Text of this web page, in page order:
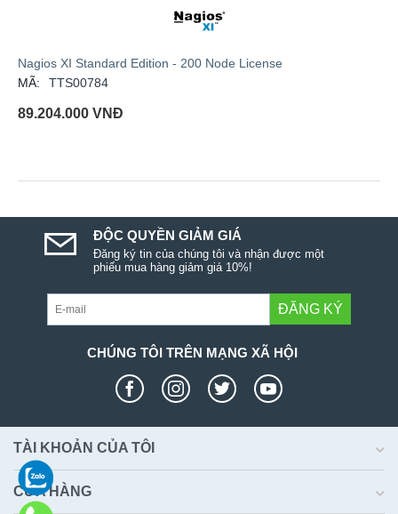
Nagios XI Standard Edition - 200 Node License
MÃ:
TTS00784
89.204.000 VNĐ
ĐỘC QUYỀN GIẢM GIÁ
Đăng ký tin của chúng tôi và nhận được một
phiếu mua hàng giảm giá 10%!
ĐĂNG KÝ
CHÚNG TÔI TRÊN MẠNG XÃ HỘI
TÀI KHOẢN CỦA TÔI
CỬA HÀNG